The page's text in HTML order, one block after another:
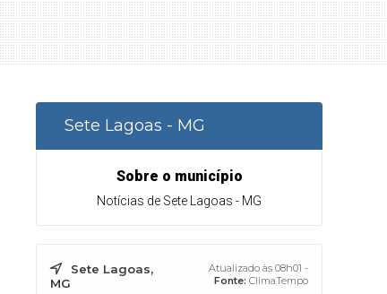
Sete Lagoas - MG
Sobre o município
Notícias de Sete Lagoas - MG
Sete Lagoas,
MG
Atualizado às 08h01 -
Fonte: ClimaTempo